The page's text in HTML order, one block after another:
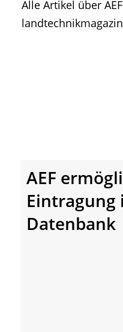
• Geschichte und
• Messen und
Alle Artikel über
AEF
Eintragung
Datenbank